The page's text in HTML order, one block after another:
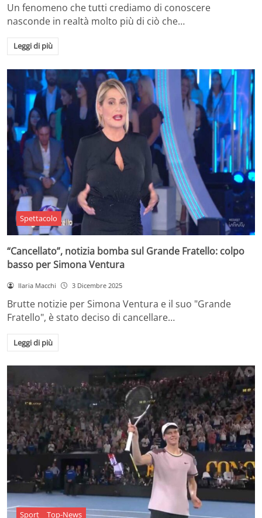
Un fenomeno che tutti crediamo di conoscere
nasconde in realtà molto più di ciò che…
Leggi di più
Spettacolo
“Cancellato”, notizia bomba sul Grande Fratello: colpo
basso per Simona Ventura
Ilaria Macchi 3 Dicembre 2025
Brutte notizie per Simona Ventura e il suo "Grande
Fratello", è stato deciso di cancellare…
Leggi di più
Sport Top-News